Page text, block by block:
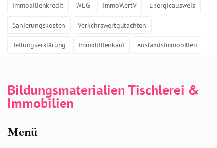
Immobilienkredit WEG ImmoWertV Energieausweis
Sanierungskosten Verkehrswertgutachten
Teilungserklärung Immobilienkauf Auslandsimmobilien
Bildungsmaterialien Tischlerei &
Immobilien
Menü